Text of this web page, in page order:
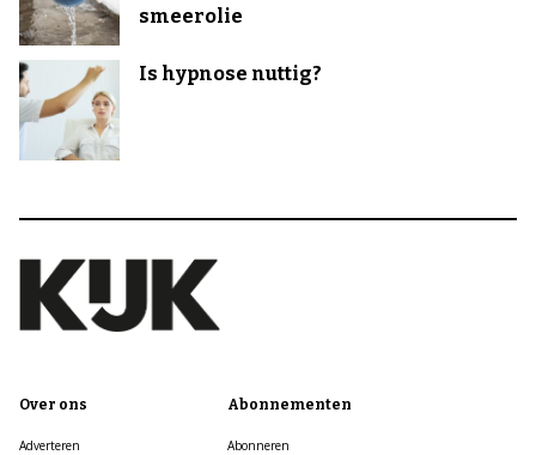
smeerolie
Is hypnose nuttig?
Over ons
Adverteren
Abonnementen
Abonneren